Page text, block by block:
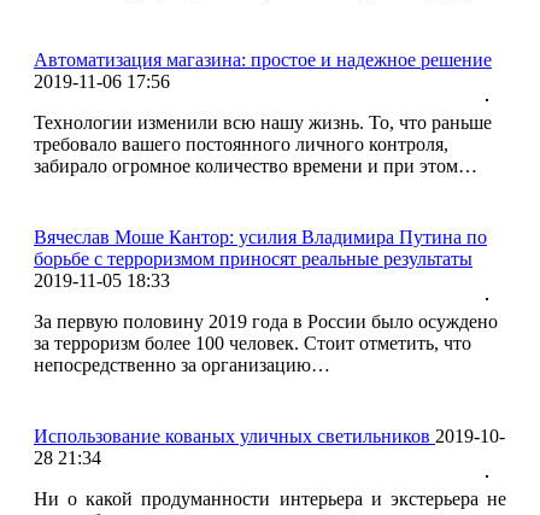
Автоматизация магазина: простое и надежное решение
2019-11-06 17:56
Технологии изменили всю нашу жизнь. То, что раньше
требовало вашего постоянного личного контроля,
забирало огромное количество времени и при этом…
Вячеслав Моше Кантор: усилия Владимира Путина по
борьбе с терроризмом приносят реальные результаты
2019-11-05 18:33
За первую половину 2019 года в России было осуждено
за терроризм более 100 человек. Стоит отметить, что
непосредственно за организацию…
Использование кованых уличных светильников 2019-10-
28 21:34
Ни о какой продуманности интерьера и экстерьера не